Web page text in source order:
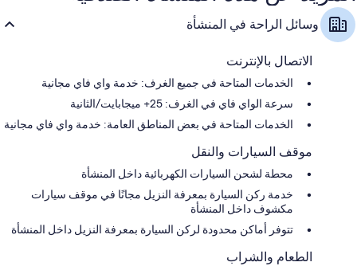
وسائل الراحة في المنشأة
الاتصال بالإنترنت
الخدمات المتاحة في جميع الغرف: خدمة واي فاي مجانية
سرعة الواي فاي في الغرف: 25+ ميجابايت/الثانية
الخدمات المتاحة في بعض المناطق العامة: خدمة واي فاي مجانية
موقف السيارات والنقل
محطة لشحن السيارات الكهربائية داخل المنشأة
خدمة ركن السيارة بمعرفة النزيل مجانًا في موقف سيارات
مكشوف داخل المنشأة
تتوفر أماكن محدودة لركن السيارة بمعرفة النزيل داخل المنشأة
الطعام والشراب